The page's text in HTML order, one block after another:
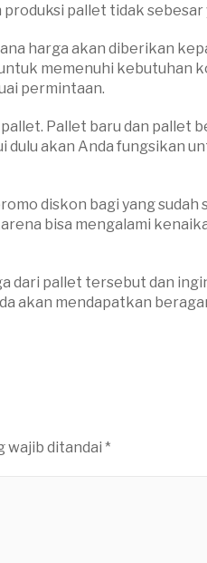
pallet tidak sebesar
harga akan diberikan
memenuhi kebutuhan
permintaan.
Pallet baru dan pallet
akan Anda fungsikan
diskon bagi yang
bisa mengalami
dari pallet tersebut dan
akan mendapatkan
wajib ditandai *